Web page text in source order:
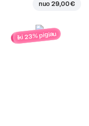
nuo29,00 €
iki 23% pigiau